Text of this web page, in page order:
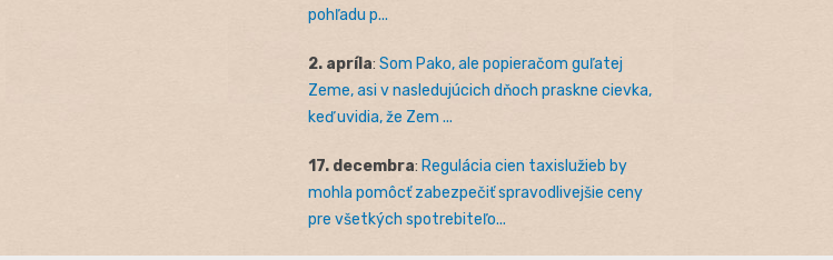
pohľadu p...
2. apríla: Som Pako, ale popieračom guľatej
Zeme, asi v nasledujúcich dňoch praskne cievka,
keď uvidia, že Zem ...
17. decembra: Regulácia cien taxislužieb by
mohla pomôcť zabezpečiť spravodlivejšie ceny
pre všetkých spotrebiteľo...